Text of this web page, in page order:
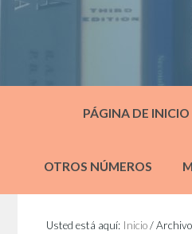
PÁGINA DE INICIO
OTROS NÚMEROS
Usted está aquí: Inicio /